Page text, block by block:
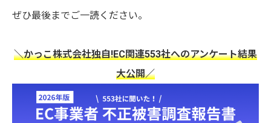
ぜひ最後までご一読ください。
＼かっこ株式会社独自!EC関連553社へのアンケート結果
大公開／